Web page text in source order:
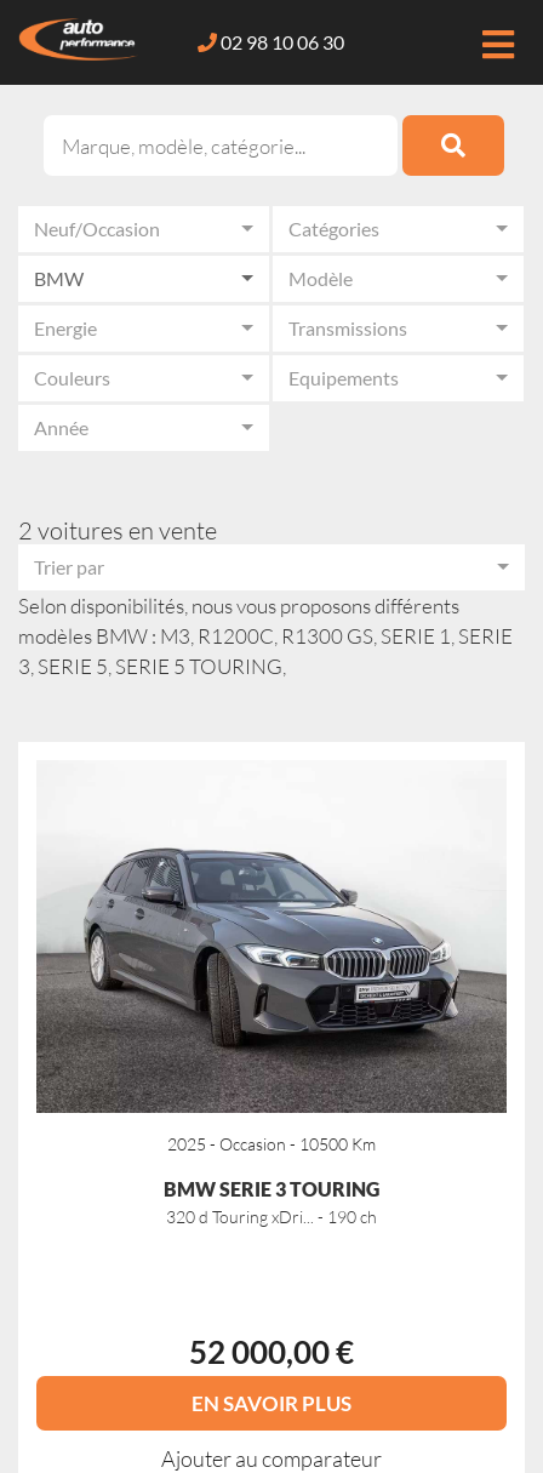
02 98 10 06 30
Neuf/Occasion Catégories
BMW Modèle
Energie Transmissions
Couleurs Equipements
Année
2 voitures en vente
Trier par
Selon disponibilités, nous vous proposons différents
modèles BMW : M3, R1200C, R1300 GS, SERIE 1, SERIE
3, SERIE 5, SERIE 5 TOURING,
2025 - Occasion - 10500 Km
BMW SERIE 3 TOURING
320 d Touring xDri... - 190 ch
52 000,00 €
EN SAVOIR PLUS
Ajouter au comparateur